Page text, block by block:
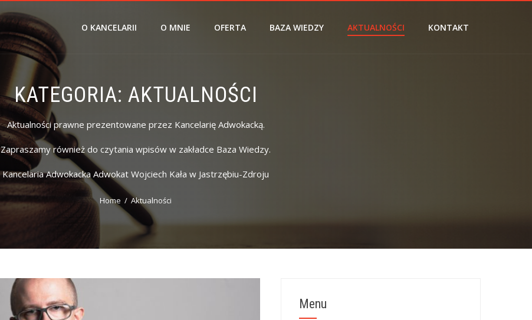
O KANCELARII O MNIE OFERTA BAZA WIEDZY AKTUALNOŚCI KONTAKT
KATEGORIA:AKTUALNOŚCI
Aktualności prawne prezentowane przez Kancelarię Adwokacką.
Zapraszamy również do czytania wpisów w zakładce Baza Wiedzy.
Kancelaria Adwokacka Adwokat Wojciech Kała w Jastrzębiu-Zdroju
Home Aktualności
Menu